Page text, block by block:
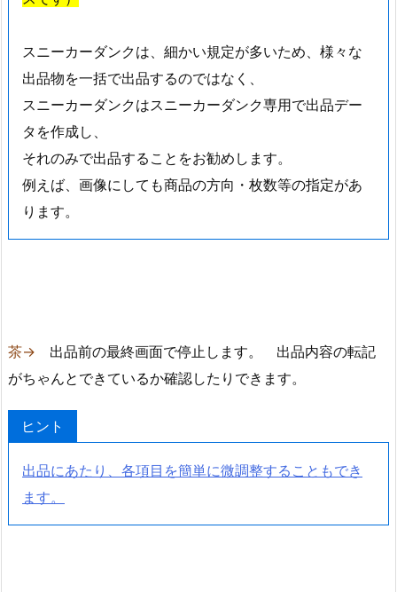
スニーカーダンクは、細かい規定が多いため、様々な
出品物を一括で出品するのではなく、
スニーカーダンクはスニーカーダンク専用で出品デー
タを作成し、
それのみで出品することをお勧めします。
例えば、画像にしても商品の方向・枚数等の指定があ
ります。
茶→ 出品前の最終画面で停止します。 出品内容の転記
がちゃんとできているか確認したりできます。
ヒント
出品にあたり、各項目を簡単に微調整することもでき
ます。